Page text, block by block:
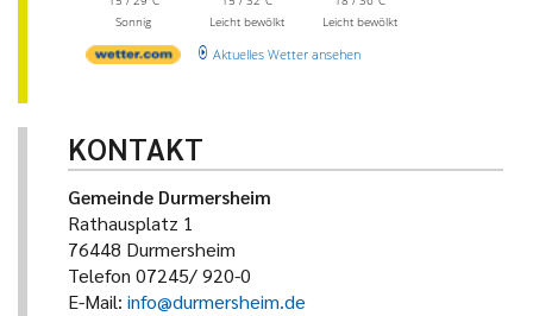
Sonnig
Leicht bewölkt
Leicht bewölkt
Aktuelles Wetter ansehen
KONTAKT
Gemeinde Durmersheim
Rathausplatz 1
76448 Durmersheim
Telefon 07245/ 920-0
E-Mail: info@durmersheim.de